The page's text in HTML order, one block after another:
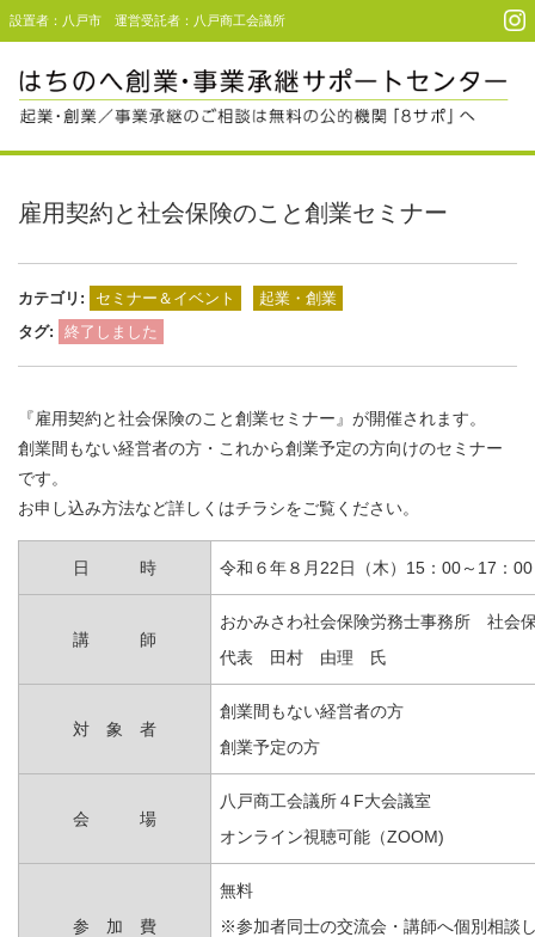
設置者：八戸市 運営受託者：八戸商工会議所
雇用契約と社会保険のこと創業セミナー
カテゴリ: セミナー＆イベント
起業・創業
タグ:
終了しました
『雇用契約と社会保険のこと創業セミナー』が開催されます。
創業間もない経営者の方・これから創業予定の方向けのセミナー
です。
お申し込み方法など詳しくはチラシをご覧ください。
日 時 令和６年８月22日（木）15：00～17：00
講 師
おかみさわ社会保険労務士事務所 社会
代表 田村 由理 氏
対 象 者
創業間もない経営者の方
創業予定の方
会 場
八戸商工会議所４F大会議室
オンライン視聴可能（ZOOM)
参 加 費
無料
※参加者同士の交流会・講師へ個別相談
起業・創業支援
事業承継支援
セミナー＆イベント
アクセス
お問い合わせ
プライバシーポリシー